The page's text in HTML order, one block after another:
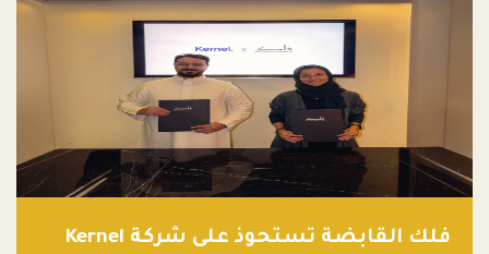
فلك القابضة تستحوذ على شركة Kernel